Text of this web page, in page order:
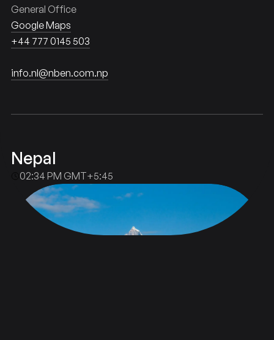
General Office
Google Maps
+44 777 0145 503
info.nl@nben.com.np
Nepal
02:34 PM GMT+5:45